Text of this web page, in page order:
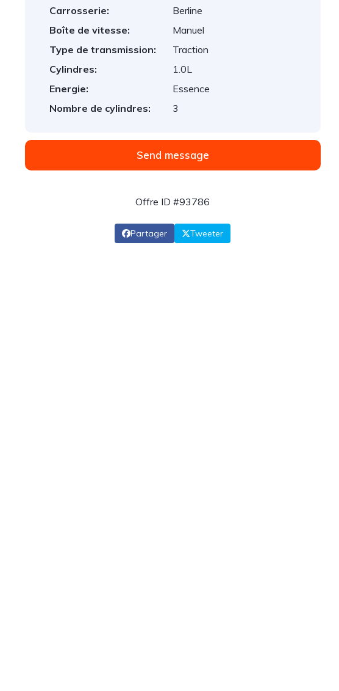
Carrosserie:
Berline
Boîte de vitesse:
Manuel
Type de transmission:
Traction
Cylindres:
1.0L
Energie:
Essence
Nombre de cylindres:
3
Send message
Offre ID #93786
Partager Tweeter